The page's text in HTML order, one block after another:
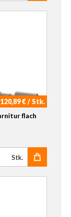
€ / Stk.
flach
90 Ablaufgarnitur
Stk.